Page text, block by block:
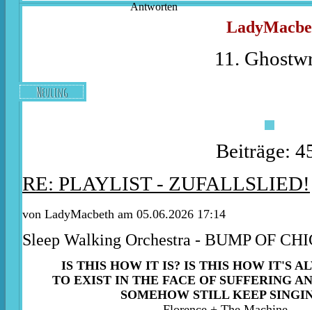
Antworten
11.
Neuling
Beiträge:
RE: PLAYLIST - ZUFALLSLIED!
von LadyMacbeth am 05.06.2026 17:14
Sleep Walking Orchestra - BUMP OF
IS THIS HOW IT IS? IS THIS HOW IT'S
TO EXIST IN THE FACE OF SUFFERING
SOMEHOW STILL KEEP